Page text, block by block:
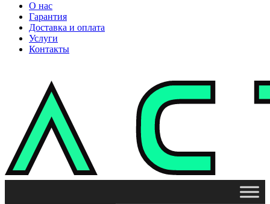
О нас
Гарантия
Доставка и оплата
Услуги
Контакты